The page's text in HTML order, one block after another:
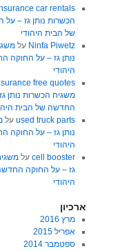
car rentals
הכשרות נותן גז –
של הבית היהודי
Ninfa Piwetz על
נותן גז – על החוקה
היהודי
free quotes
משגיח הכשרות נותן
החדשה של הבית
used truck partsעל
נותן גז – על החוקה
היהודי
cell boosterעל
גז – על החוקה
היהודי
ארכיון
מרץ 2016
אפריל 2015
ספטמבר 2014